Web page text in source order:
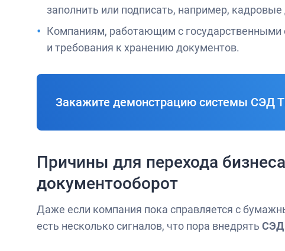
заполнить или подписать, например,
Компаниям, работающим с государственными
и требования к хранению документов.
Закажите демонстрацию системы СЭД
Причины для перехода
документооборот
Даже если компания пока справляется с
есть несколько сигналов, что пора внедрять СЭД